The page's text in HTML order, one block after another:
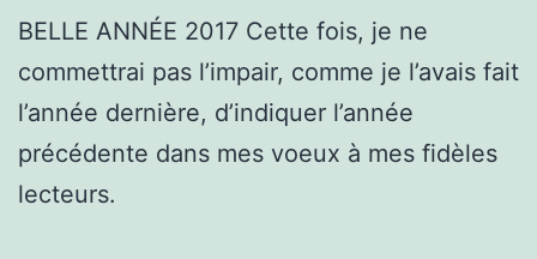
BELLE ANNÉE 2017 Cette fois, je ne
commettrai pas l’impair, comme je l’avais fait
l’année dernière, d’indiquer l’année
précédente dans mes voeux à mes fidèles
lecteurs.